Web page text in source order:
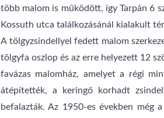
több malom is működött, így Tarpán 6
Kossuth utca találkozásánál kialakult
A tölgyzsindellyel fedett malom
tölgyfa oszlop és az erre helyezett 12
favázas malomház, amelyet a régi
átépítették, a keringő korhadt
befalazták. Az 1950-es években még